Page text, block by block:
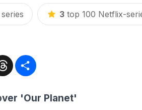
3top 100 Netflix-
Threads
'Our Planet'